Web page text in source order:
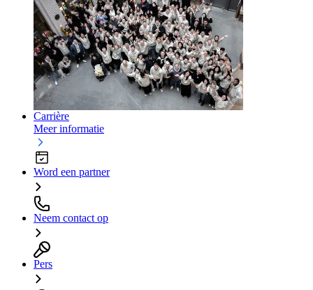
Carrière
Meer informatie
Word een partner
Neem contact op
Pers